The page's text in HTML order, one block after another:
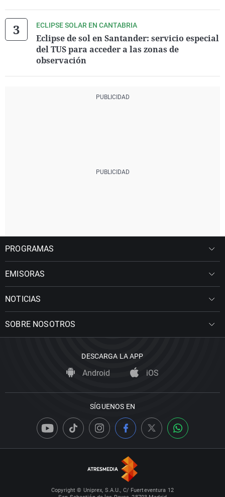
ECLIPSE SOLAR EN CANTABRIA
Eclipse de sol en Santander: servicio especial
del TUS para acceder a las zonas de
observación
PROGRAMAS
EMISORAS
NOTICIAS
SOBRE NOSOTROS
DESCARGA LA APP
Android iOS
SÍGUENOS EN
Copyright © Uniprex, S.A.U., C/ Fuerteventura 12